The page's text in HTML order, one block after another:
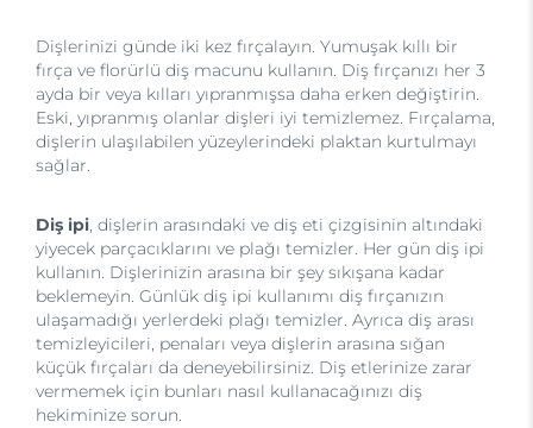
Dişlerinizi günde iki kez fırçalayın. Yumuşak kıllı bir
fırça ve florürlü diş macunu kullanın. Diş fırçanızı her 3
ayda bir veya kılları yıpranmışsa daha erken değiştirin.
Eski, yıpranmış olanlar dişleri iyi temizlemez. Fırçalama,
dişlerin ulaşılabilen yüzeylerindeki plaktan kurtulmayı
sağlar.
Diş ipi, dişlerin arasındaki ve diş eti çizgisinin altındaki
yiyecek parçacıklarını ve plağı temizler. Her gün diş ipi
kullanın. Dişlerinizin arasına bir şey sıkışana kadar
beklemeyin. Günlük diş ipi kullanımı diş fırçanızın
ulaşamadığı yerlerdeki plağı temizler. Ayrıca diş arası
temizleyicileri, penaları veya dişlerin arasına sığan
küçük fırçaları da deneyebilirsiniz. Diş etlerinize zarar
vermemek için bunları nasıl kullanacağınızı diş
hekiminize sorun.